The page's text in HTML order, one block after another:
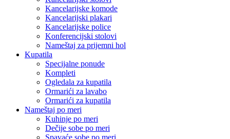
Kancelarijske komode
Kancelarijski plakari
Kancelarijske police
Konferencijski stolovi
Nameštaj za prijemni hol
Kupatila
Specijalne ponude
Kompleti
Ogledala za kupatila
Ormarići za lavabo
Ormarići za kupatila
Nameštaj po meri
Kuhinje po meri
Dečije sobe po meri
Spavaće sobe po meri